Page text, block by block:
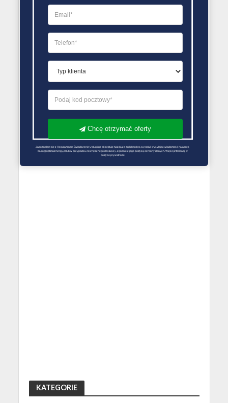
Dostawcy gazu Goniądz
PORÓWNYWARKA OFERT GAZU
KATEGORIE
Chcę otrzymać oferty
Zapoznałem się z Regulaminem Świadczenie Usług i go akceptuję Każdą ze zgód można wycofać wysyłając wiadomość na adres
biuro@optimalenergy.pl lub w przypadku zewnętrznego dostawcy, zgodnie z jego polityką ochrony danych. Więcej informacji w
polityce prywatności